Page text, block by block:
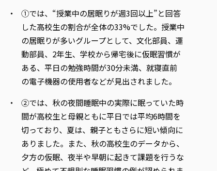
宿舎の紹介
学生生活サポート
学生自主活動支援
社会人学生の育児支援（一時預かり）
学生総合補償制度
スポーツ傷害保険
①では、“授業中の居眠りが週3回以上”と回答
した高校生の割合が全体の33%でした。授業中
の居眠りが多いグループとして、文化部員、運
動部員、2年生、学校から帰宅後に仮眠習慣が
ある、平日の勉強時間が30分未満、就寝直前
の電子機器の使用者などが見出されました。
②では、秋の夜間睡眠中の実際に眠っていた時
間が高校生と母親ともに平日では平均6時間を
切っており、夏は、親子ともさらに短い傾向に
ありました。また、秋の高校生のデータから、
夕方の仮眠、夜半や早朝に起きて課題を行うな